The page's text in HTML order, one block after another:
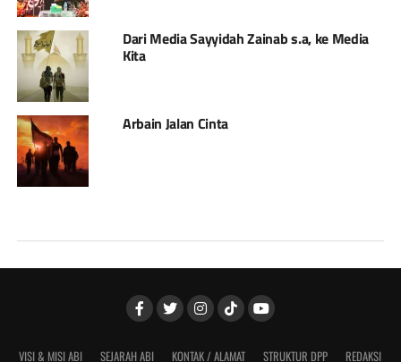
Dari Media Sayyidah Zainab s.a, ke Media
Kita
Arbain Jalan Cinta
VISI & MISI ABI SEJARAH ABI KONTAK / ALAMAT STRUKTUR DPP
REDAKSI